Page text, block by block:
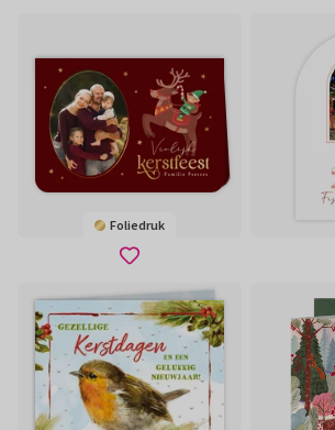
Foliedruk